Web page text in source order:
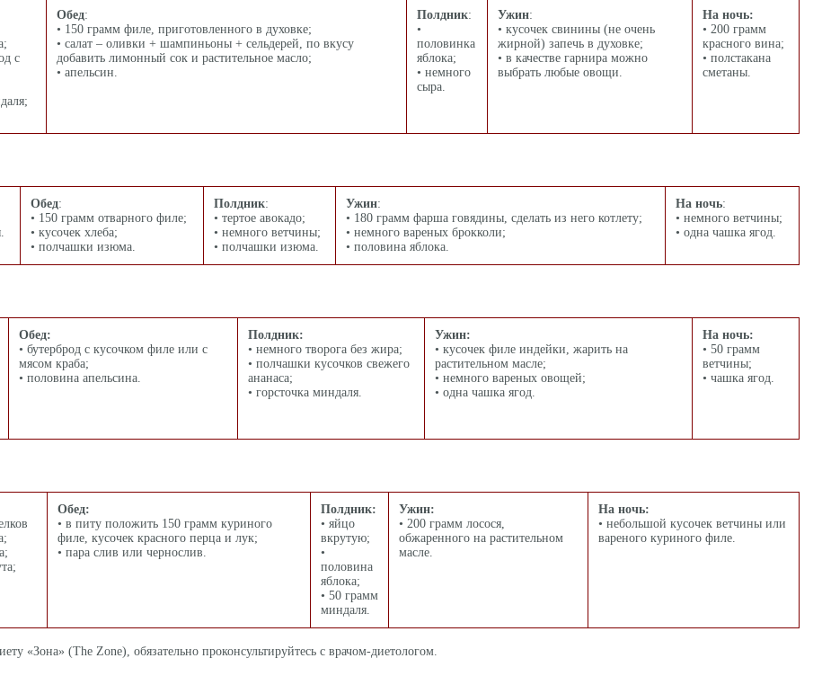
с
Обед:
• 150 грамм филе, приготовленного в духовке;
• салат – оливки + шампиньоны + сельдерей, по вкусу
добавить лимонный сок и растительное масло;
• апельсин.
Полдник:
•
половинка
яблока;
• немного
сыра.
Ужин:
• кусочек свинины (не очень
жирной) запечь в духовке;
• в качестве гарнира можно
выбрать любые овощи.
На ночь:
• 200 грамм
красного вина;
• полстакана
сметаны.
Обед:
• 150 грамм отварного филе;
• кусочек хлеба;
• полчашки изюма.
Полдник:
• тертое авокадо;
• немного ветчины;
• полчашки изюма.
Ужин:
• 180 грамм фарша говядины, сделать из него котлету;
• немного вареных брокколи;
• половина яблока.
На ночь:
• немного ветчины;
• одна чашка ягод.
Обед:
• бутерброд с кусочком филе или с
мясом краба;
• половина апельсина.
Полдник:
• немного творога без жира;
• полчашки кусочков свежего
ананаса;
• горсточка миндаля.
Ужин:
• кусочек филе индейки, жарить на
растительном масле;
• немного вареных овощей;
• одна чашка ягод.
На ночь:
• 50 грамм
ветчины;
• чашка ягод.
Обед:
• в питу положить 150 грамм куриного
филе, кусочек красного перца и лук;
• пара слив или чернослив.
Полдник:
• яйцо
вкрутую;
•
половина
яблока;
• 50 грамм
миндаля.
Ужин:
• 200 грамм лосося,
обжаренного на растительном
масле.
На ночь:
• небольшой кусочек ветчины или
вареного куриного филе.
«Зона» (The Zone), обязательно проконсультируйтесь с врачом-диетологом.